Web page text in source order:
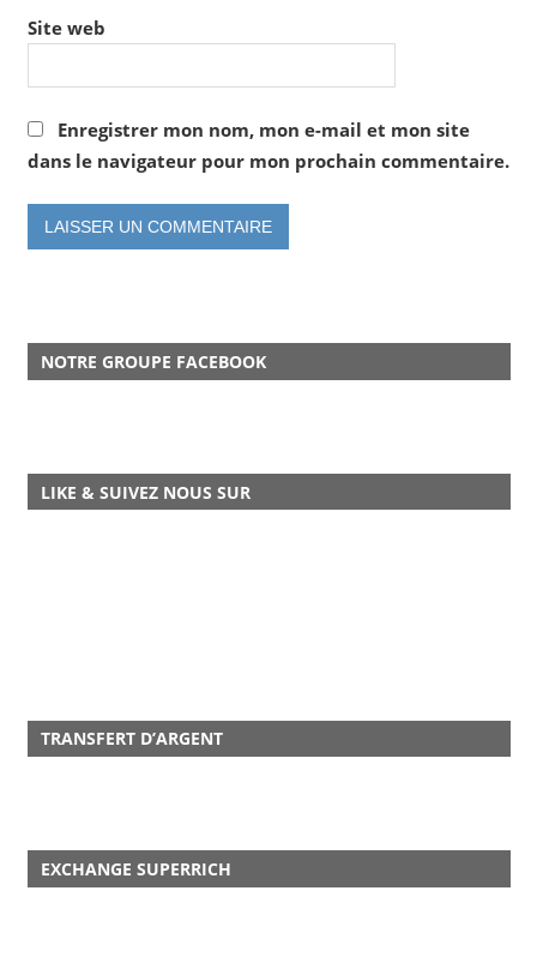
Site web
Enregistrer mon nom, mon e-mail et mon site
dans le navigateur pour mon prochain commentaire.
NOTRE GROUPE FACEBOOK
LIKE & SUIVEZ NOUS SUR
TRANSFERT D’ARGENT
EXCHANGE SUPERRICH